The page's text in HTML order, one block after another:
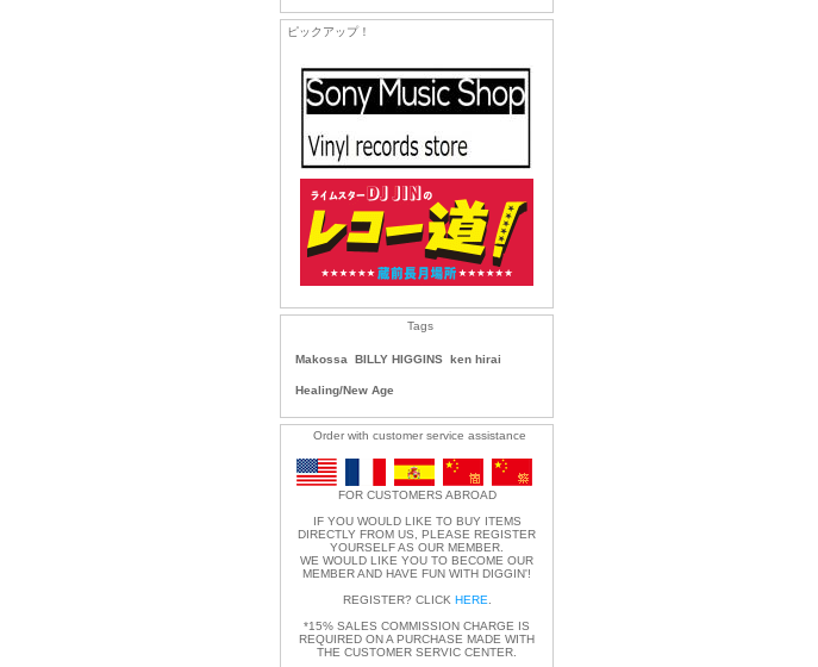
ピックアップ！
Tags
Makossa BILLY HIGGINS ken hirai
Healing/New Age
Order with customer service assistance
FOR CUSTOMERS ABROAD
IF YOU WOULD LIKE TO BUY ITEMS
DIRECTLY FROM US, PLEASE REGISTER
YOURSELF AS OUR MEMBER.
WE WOULD LIKE YOU TO BECOME OUR
MEMBER AND HAVE FUN WITH DIGGIN'!
REGISTER? CLICK HERE
*15% SALES COMMISSION CHARGE IS
REQUIRED ON A PURCHASE MADE WITH
THE CUSTOMER SERVIC CENTER.